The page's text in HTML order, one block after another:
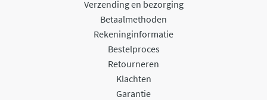
Verzending en bezorging
Betaalmethoden
Rekeninginformatie
Bestelproces
Retourneren
Klachten
Garantie